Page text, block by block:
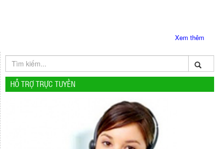
Xem thêm
HỖ TRỢ TRỰC TUYẾN